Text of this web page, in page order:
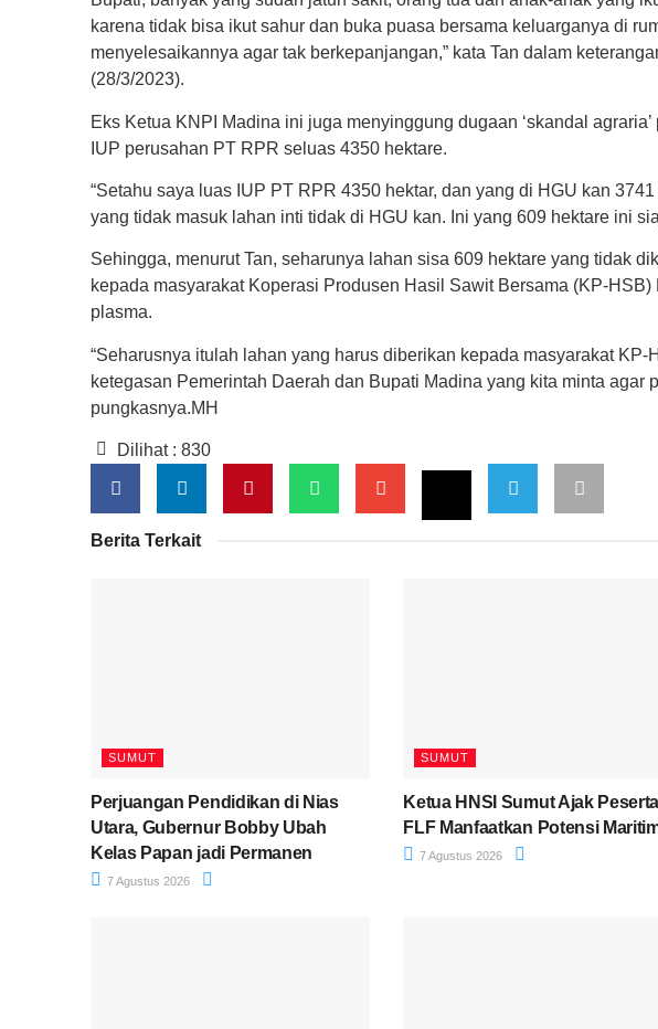
karena tidak bisa ikut sahur dan buka puasa bersama keluarganya di
menyelesaikannya agar tak berkepanjangan,” kata Tan dalam
(28/3/2023).
Eks Ketua KNPI Madina ini juga menyinggung dugaan ‘skandal
IUP perusahan PT RPR seluas 4350 hektare.
“Setahu saya luas IUP PT RPR 4350 hektar, dan yang di HGU kan
yang tidak masuk lahan inti tidak di HGU kan. Ini yang 609 hektare ini
Sehingga, menurut Tan, seharunya lahan sisa 609 hektare yang tidak
kepada masyarakat Koperasi Produsen Hasil Sawit Bersama (KP-
plasma.
“Seharusnya itulah lahan yang harus diberikan kepada masyarakat KP-
ketegasan Pemerintah Daerah dan Bupati Madina yang kita minta agar
pungkasnya.MH
Dilihat : 830
Berita Terkait
SUMUT
Perjuangan Pendidikan di Nias
Utara, Gubernur Bobby Ubah
Kelas Papan jadi Permanen
7 Agustus 2026
SUMUT
Ketua HNSI Sumut Ajak Peserta
FLF Manfaatkan Potensi
7 Agustus 2026